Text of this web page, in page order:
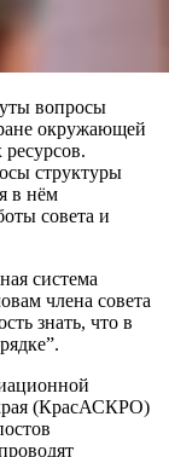
вопросы
окружающей
структуры
в нём
совета и
система
члена совета
знать, что в
(КрасАСКРО)